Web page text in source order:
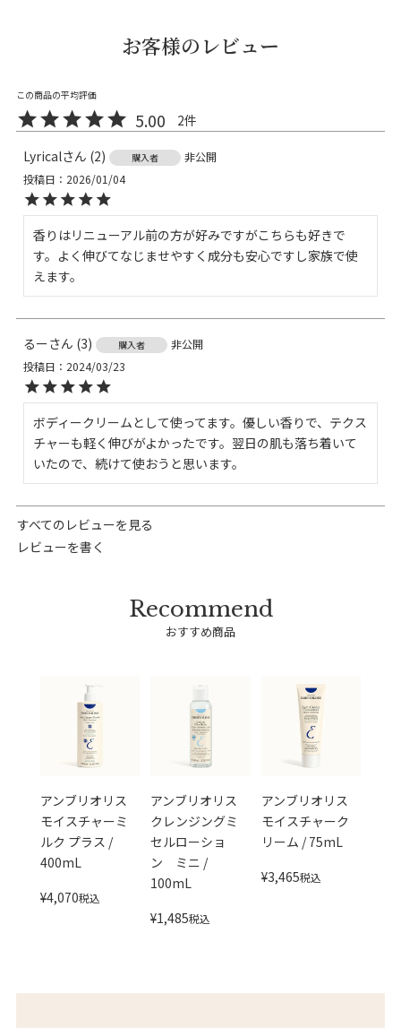
お客様のレビュー
5.00
2
Lyrical
2 購入者
非公開
投稿日
2026/01/04
香りはリニューアル前の方が好みですがこちらも好きで
す。よく伸びてなじませやすく成分も安心ですし家族で使
えます。
るー 3 購入者
非公開
投稿日
2024/03/23
ボディークリームとして使ってます。優しい香りで、テクス
チャーも軽く伸びがよかったです。翌日の肌も落ち着いて
いたので、続けて使おうと思います。
すべてのレビューを見る
レビューを書く
おすすめ商品
アンブリオリス
モイスチャーミ
ルク プラス /
400mL
¥4,070税込
アンブリオリス
クレンジングミ
セルローショ
ン ミニ /
100mL
¥1,485税込
アンブリオリス
モイスチャーク
リーム / 75mL
¥3,465税込